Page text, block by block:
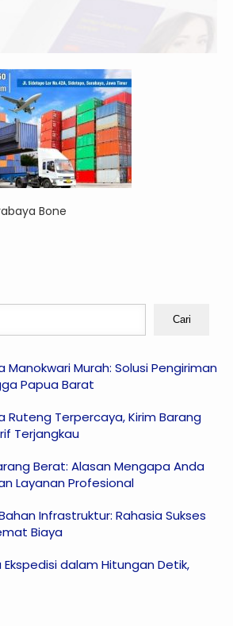
Bone
Cari
Manokwari Murah: Solusi Pengiriman
Papua Barat
Ruteng Terpercaya, Kirim Barang
Terjangkau
Berat: Alasan Mengapa Anda
Layanan Profesional
Infrastruktur: Rahasia Sukses
Biaya
Ekspedisi dalam Hitungan Detik,